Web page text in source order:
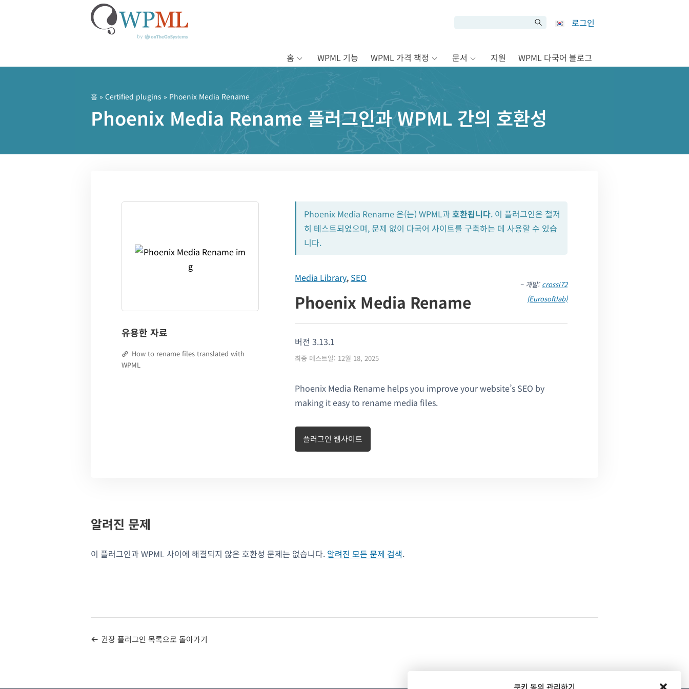
쿠키 동의 관리하기
기
로그인
홈 WPML 기능 WPML 가격 책정 문서 지원 WPML 다국어 블로그
홈 » Certified plugins » Phoenix Media Rename
Phoenix Media Rename 플러그인과 WPML 간의 호환성
유용한 자료
How to rename files translated with
WPML
Phoenix Media Rename 은(는) WPML과호환됩니다. 이 플러그인은 철저
히 테스트되었으며, 문제 없이 다국어 사이트를 구축하는 데 사용할 수 있습
니다.
Media Library, SEO
Phoenix Media Rename
– 개발: crossi72
(Eurosoftlab)
버전 3.13.1
최종 테스트일: 12월 18, 2025
Phoenix Media Rename helps you improve your website’s SEO by
making it easy to rename media files.
플러그인 웹사이트
알려진 문제
이 플러그인과 WPML 사이에 해결되지 않은 호환성 문제는 없습니다. 알려진 모든 문제 검색.
권장 플러그인 목록으로 돌아가기